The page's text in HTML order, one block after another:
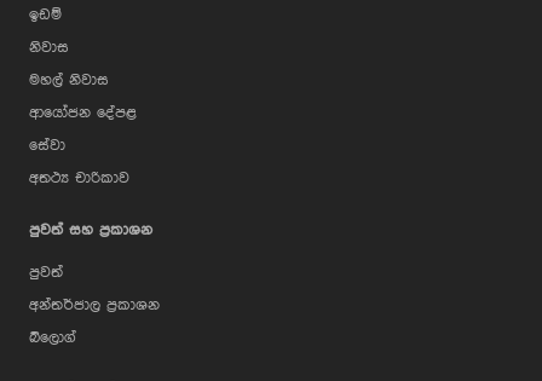
ඉඩම්
නිවාස
මහල් නිවාස
ආයෝජන දේපළ
සේවා
අතථ්‍ය චාරිකාව
පුවත් සහ ප්‍රකාශන
පුවත්
අන්තර්ජාල ප්‍රකාශන
බ්ලොග්